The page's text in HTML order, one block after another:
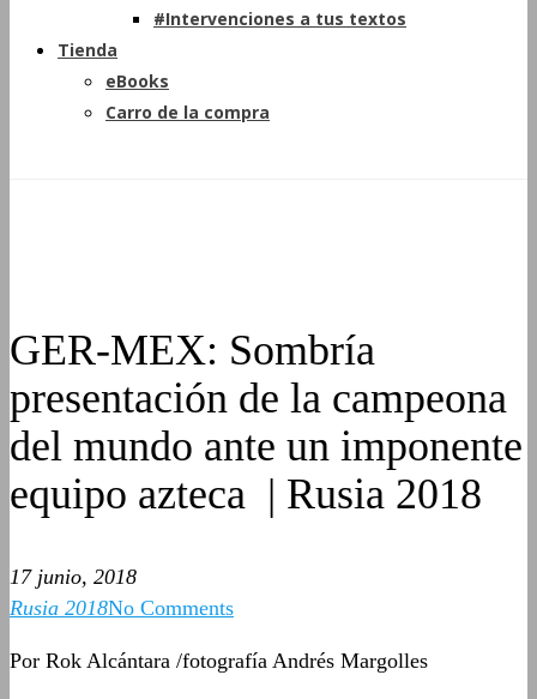
#Intervenciones a tus textos
Tienda
eBooks
Carro de la compra
GER-MEX: Sombría
presentación de la campeona
del mundo ante un imponente
equipo azteca | Rusia 2018
17 junio, 2018
Rusia 2018No Comments
Por Rok Alcántara /fotografía Andrés Margolles